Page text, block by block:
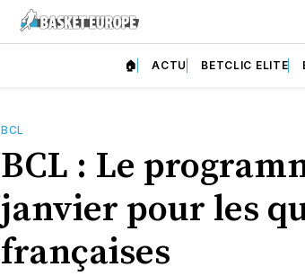
🏠 ACTU BETCLIC ELITE
BCL
BCL : Le
janvier pour les
françaises